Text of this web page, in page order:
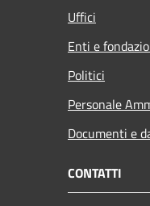
Uffici
Enti e
Politici
Personale
Documenti e
CONTATTI